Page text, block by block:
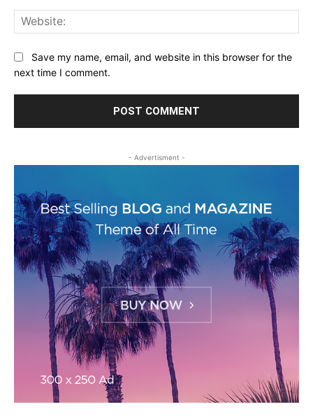
Save my name, email, and website in this browser for the
next time I comment.
- Advertisment -